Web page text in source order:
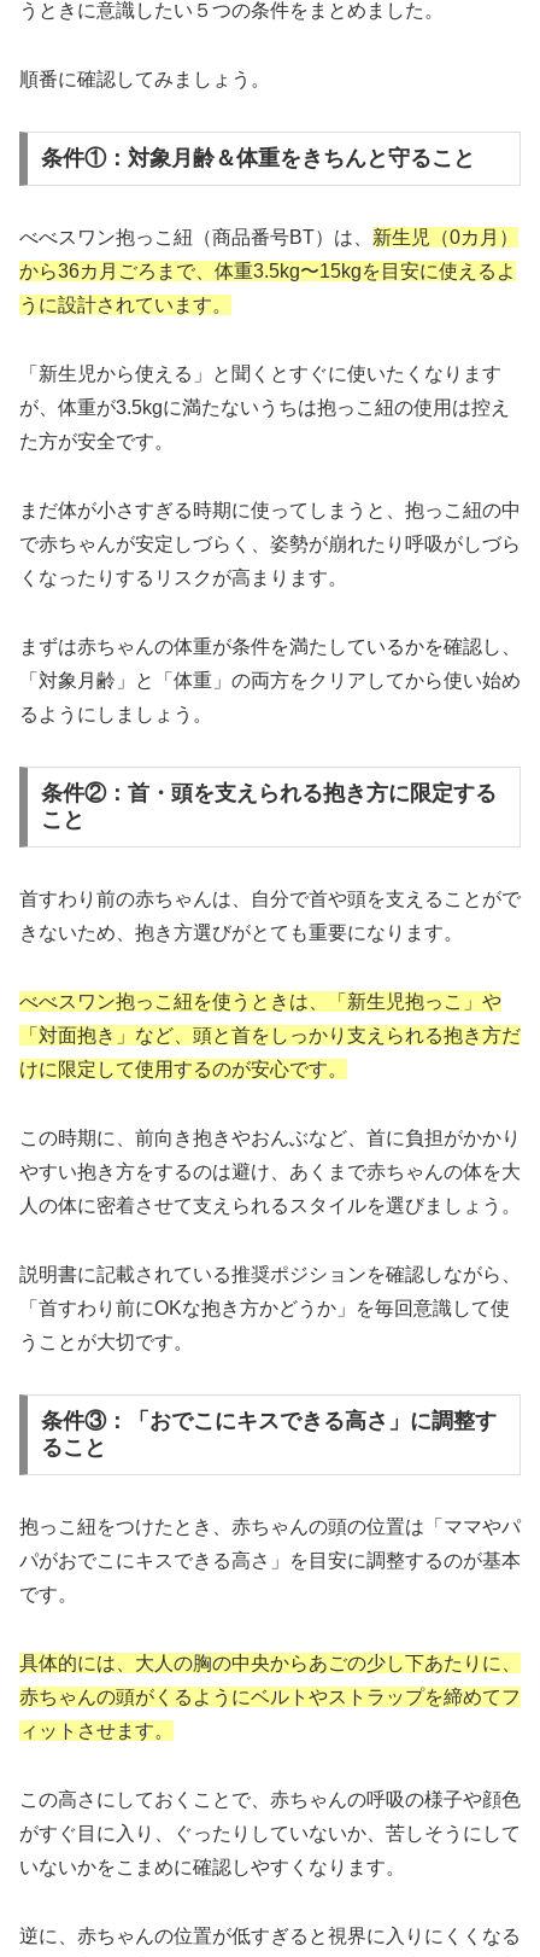
うときに意識したい５つの条件をまとめました。
順番に確認してみましょう。
条件①：対象月齢＆体重をきちんと守ること
べべスワン抱っこ紐（商品番号BT）は、 新生児（0カ月）
から36カ月ごろまで、体重3.5kg〜15kgを目安に使えるよ
うに設計されています。
「新生児から使える」と聞くとすぐに使いたくなります
が、体重が3.5kgに満たないうちは抱っこ紐の使用は控え
た方が安全です。
​まだ体が小さすぎる時期に使ってしまうと、抱っこ紐の中
で赤ちゃんが安定しづらく、姿勢が崩れたり呼吸がしづら
くなったりするリスクが高まります。
​まずは赤ちゃんの体重が条件を満たしているかを確認し、
「対象月齢」と「体重」の両方をクリアしてから使い始め
るようにしましょう。
条件②：首・頭を支えられる抱き方に限定する
こと
首すわり前の赤ちゃんは、自分で首や頭を支えることがで
きないため、抱き方選びがとても重要になります。
​べべスワン抱っこ紐を使うときは、「新生児抱っこ」や
「対面抱き」など、頭と首をしっかり支えられる抱き方だ
けに限定して使用するのが安心です。
この時期に、前向き抱きやおんぶなど、首に負担がかかり
やすい抱き方をするのは避け、あくまで赤ちゃんの体を大
人の体に密着させて支えられるスタイルを選びましょう。
説明書に記載されている推奨ポジションを確認しながら、
「首すわり前にOKな抱き方かどうか」を毎回意識して使
うことが大切です。
条件③：「おでこにキスできる高さ」に調整す
ること
抱っこ紐をつけたとき、赤ちゃんの頭の位置は「ママやパ
パがおでこにキスできる高さ」を目安に調整するのが基本
です。
​具体的には、大人の胸の中央からあごの少し下あたりに、
赤ちゃんの頭がくるようにベルトやストラップを締めてフ
ィットさせます。
​この高さにしておくことで、赤ちゃんの呼吸の様子や顔色
がすぐ目に入り、ぐったりしていないか、苦しそうにして
いないかをこまめに確認しやすくなります。
​逆に、赤ちゃんの位置が低すぎると視界に入りにくくなる